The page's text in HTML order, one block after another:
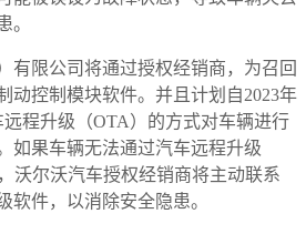
。
有限公司将通过授权经销商，为召回
动控制模块软件。并且计划自2023年
程升级（OTA）的方式对车辆进行
如果车辆无法通过汽车远程升级
沃尔沃汽车授权经销商将主动联系
软件，以消除安全隐患。